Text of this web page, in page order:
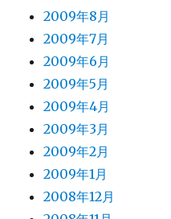
2009年8月
2009年7月
2009年6月
2009年5月
2009年4月
2009年3月
2009年2月
2009年1月
2008年12月